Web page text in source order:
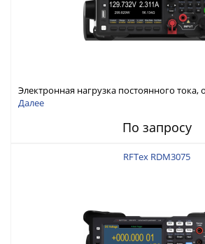
Электронная нагрузка постоянного тока,
В, 60 А, 300 Вт
Далее
По запросу
RFTex RDM3075